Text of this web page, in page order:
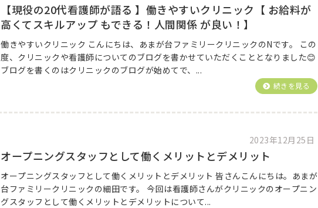
【現役の20代看護師が語る 】働きやすいクリニック【 お給料が
高くてスキルアップ もできる！人間関係 が良い！】
働きやすいクリニック こんにちは、あまが台ファミリークリニックのNです。 この
度、クリニックや看護師についてのブログを書かせていただくこととなりました😊
ブログを書くのはクリニックのブログが始めてで、...
続きを見る
2023年12月25日
オープニングスタッフとして働くメリットとデメリット
オープニングスタッフとして働くメリットとデメリット 皆さんこんにちは。あまが
台ファミリークリニックの細田です。 今回は看護師さんがクリニックのオープニン
グスタッフとして働くメリットとデメリットについて...